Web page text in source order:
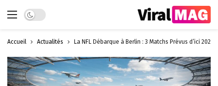
Dark mode
Accueil Actualités La NFL Débarque à Berlin : 3 Matchs Prévus d’ici 2029